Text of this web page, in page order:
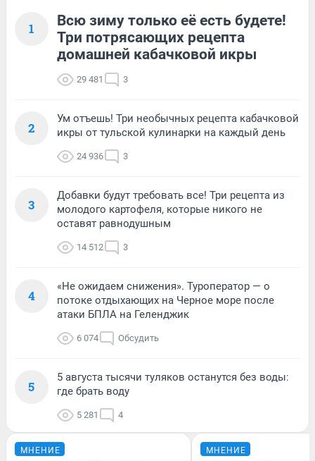
1
Всю зиму только её есть будете!
Три потрясающих рецепта
домашней кабачковой икры
29 481 3
2
Ум отъешь! Три необычных рецепта кабачковой
икры от тульской кулинарки на каждый день
24 936 3
3
Добавки будут требовать все! Три рецепта из
молодого картофеля, которые никого не
оставят равнодушным
14 512 3
4
«Не ожидаем снижения». Туроператор — о
потоке отдыхающих на Черное море после
атаки БПЛА на Геленджик
6 074 Обсудить
5
5 августа тысячи туляков останутся без воды:
где брать воду
5 281 4
МНЕНИЕ МНЕНИЕ